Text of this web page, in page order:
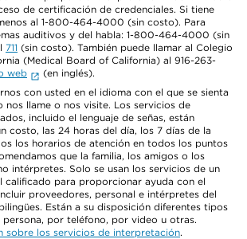
de certificación de credenciales. Si tiene
al 1-800-464-4000 (sin costo). Para
auditivos y del habla: 1-800-464-4000 (sin
711 (sin costo). También puede llamar al Colegio
(Medical Board of California) al 916-263-
web
(en inglés).
con usted en el idioma con el que se sienta
nos llame o nos visite. Los servicios de
incluido el lenguaje de señas, están
costo, las 24 horas del día, los 7 días de la
los horarios de atención en todos los puntos
que la familia, los amigos o los
intérpretes. Solo se usan los servicios de un
calificado para proporcionar ayuda con el
proveedores, personal e intérpretes del
Están a su disposición diferentes tipos
persona, por teléfono, por video u otras.
sobre los servicios de interpretación.